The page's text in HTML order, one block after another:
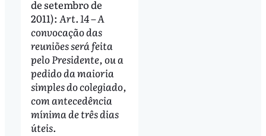
de setembro de
2011): Art. 14 – A
convocação das
reuniões será feita
pelo Presidente, ou a
pedido da maioria
simples do colegiado,
com antecedência
mínima de três dias
úteis.